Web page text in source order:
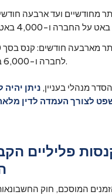
מחודשיים ועד ארבעה
לחברה ו-6,000 באט למנכ"ל.
מנהלי בעניין, ניתן יהיה
לצורך העמדה לדין
פליליים
המוסכם, חוק